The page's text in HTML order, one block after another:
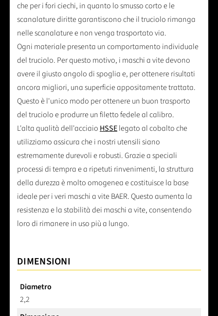
che per i fori ciechi, in quanto lo smusso corto e le
scanalature diritte garantiscono che il truciolo rimanga
nelle scanalature e non venga trasportato via.
Ogni materiale presenta un comportamento individuale
del truciolo. Per questo motivo, i maschi a vite devono
avere il giusto angolo di spoglia e, per ottenere risultati
ancora migliori, una superficie appositamente trattata.
Questo è l'unico modo per ottenere un buon trasporto
del truciolo e produrre un filetto fedele al calibro.
L'alta qualità dell'acciaioHSSElegato al cobalto che
utilizziamo assicura che i nostri utensili siano
estremamente durevoli e robusti. Grazie a speciali
processi di tempra e a ripetuti rinvenimenti, la struttura
della durezza è molto omogenea e costituisce la base
ideale per i veri maschi a vite BAER. Questo aumenta la
resistenza e la stabilità dei maschi a vite, consentendo
loro di rimanere in uso più a lungo.
DIMENSIONI
Diametro
2,2